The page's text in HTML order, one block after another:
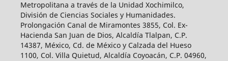
Metropolitana a través de la Unidad Xochimilco,
División de Ciencias Sociales y Humanidades.
Prolongación Canal de Miramontes 3855, Col. Ex-
Hacienda San Juan de Dios, Alcaldía Tlalpan, C.P.
14387, México, Cd. de México y Calzada del Hueso
1100, Col. Villa Quietud, Alcaldía Coyoacán, C.P. 04960,